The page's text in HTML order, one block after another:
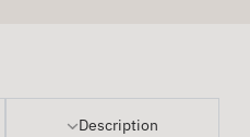
Description